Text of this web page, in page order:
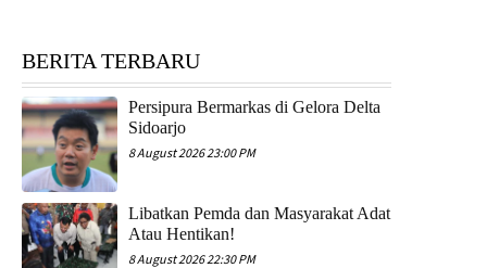
BERITA TERBARU
Persipura Bermarkas di Gelora Delta
Sidoarjo
8 August 2026 23:00 PM
Libatkan Pemda dan Masyarakat Adat
Atau Hentikan!
8 August 2026 22:30 PM